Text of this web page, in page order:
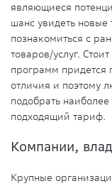
являющиеся
шанс увидеть
познакомиться с
товаров/услуг.
программ придется
отличия и поэтому
подобрать
подходящий тариф.
Компании,
Крупные